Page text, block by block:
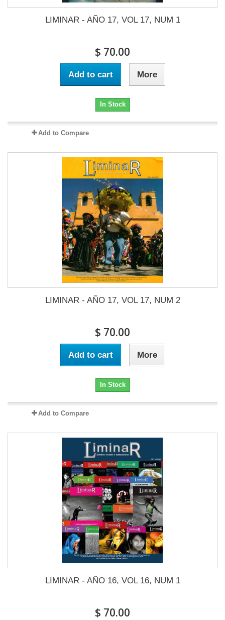
LIMINAR - AÑO 17, VOL 17, NUM 1
$ 70.00
Add to cart More
In Stock
Add to Compare
LIMINAR - AÑO 17, VOL 17, NUM 2
$ 70.00
Add to cart More
In Stock
Add to Compare
LIMINAR - AÑO 16, VOL 16, NUM 1
$ 70.00